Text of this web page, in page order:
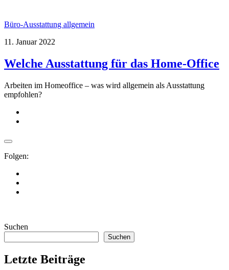
Büro-Ausstattung allgemein
11. Januar 2022
Welche Ausstattung für das Home-Office
Arbeiten im Homeoffice – was wird allgemein als Ausstattung
empfohlen?
Folgen:
Suchen
Suchen
Letzte Beiträge